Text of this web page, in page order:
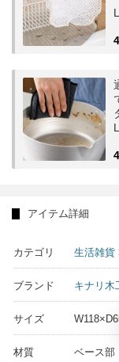
アイテム詳細
カテゴリ 生活雑貨
ブランド キナリ木
サイズ
材質
ベース部